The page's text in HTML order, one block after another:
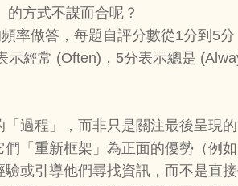
方式不謀而合呢？
率做答，每題自評分數從1分到5
經常 (Often)，5分表示總是
過程」，而非只是關注最後呈現的
「重新框架」為正面的優勢（例如
或引導他們尋找資訊，而不是直接